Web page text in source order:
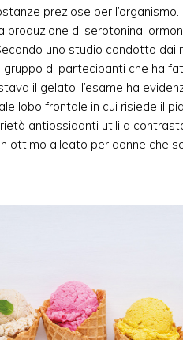
preziose per l’organismo.
produzione di serotonina,
uno studio condotto dai
gruppo di partecipanti che ha
il gelato, l’esame ha
lobo frontale in cui risiede il
antiossidanti utili a
ottimo alleato per donne che